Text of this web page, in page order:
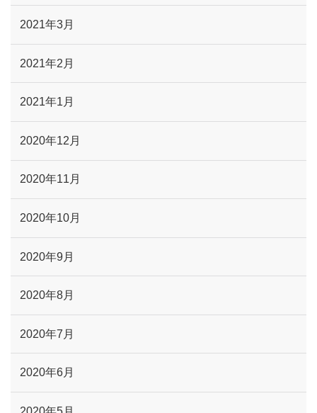
2021年3月
2021年2月
2021年1月
2020年12月
2020年11月
2020年10月
2020年9月
2020年8月
2020年7月
2020年6月